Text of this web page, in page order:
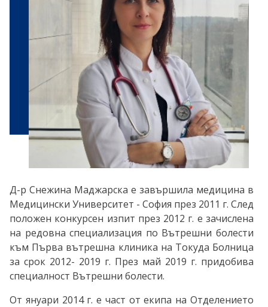
Д-р Снежина Маджарска е завършила медицина в
Медицински Университет - София през 2011 г. След
положен конкурсен изпит през 2012 г. е зачислена
на редовна специализация по Вътрешни болести
към Първа вътрешна клиника на Токуда Болница
за срок 2012- 2019 г. През май 2019 г. придобива
специалност Вътрешни болести.
От януари 2014 г. е част от екипа на Отделението